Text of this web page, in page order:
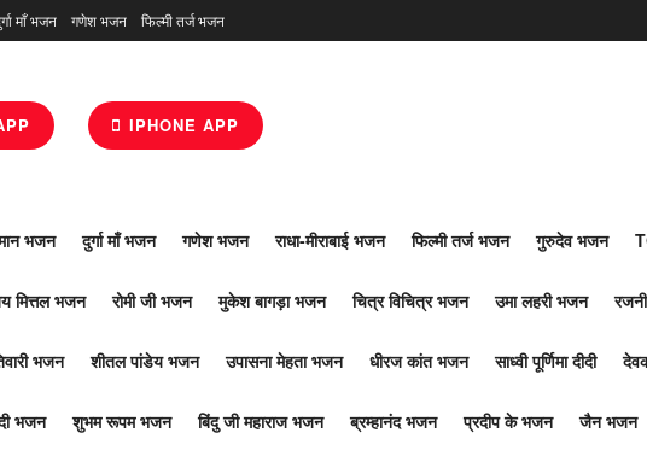
माँ भजन गणेश भजन फिल्मी तर्ज भजन
IPHONE APP
भजन दुर्गा माँ भजन गणेश भजन राधा-मीराबाई भजन फिल्मी तर्ज भजन गुरुदेव भजन
मित्तल भजन रोमी जी भजन मुकेश बागड़ा भजन चित्र विचित्र भजन उमा लहरी भजन
भजन शीतल पांडेय भजन उपासना मेहता भजन धीरज कांत भजन साध्वी पूर्णिमा दीदी
भजन शुभम रूपम भजन बिंदु जी महाराज भजन ब्रम्हानंद भजन प्रदीप के भजन जैन भजन